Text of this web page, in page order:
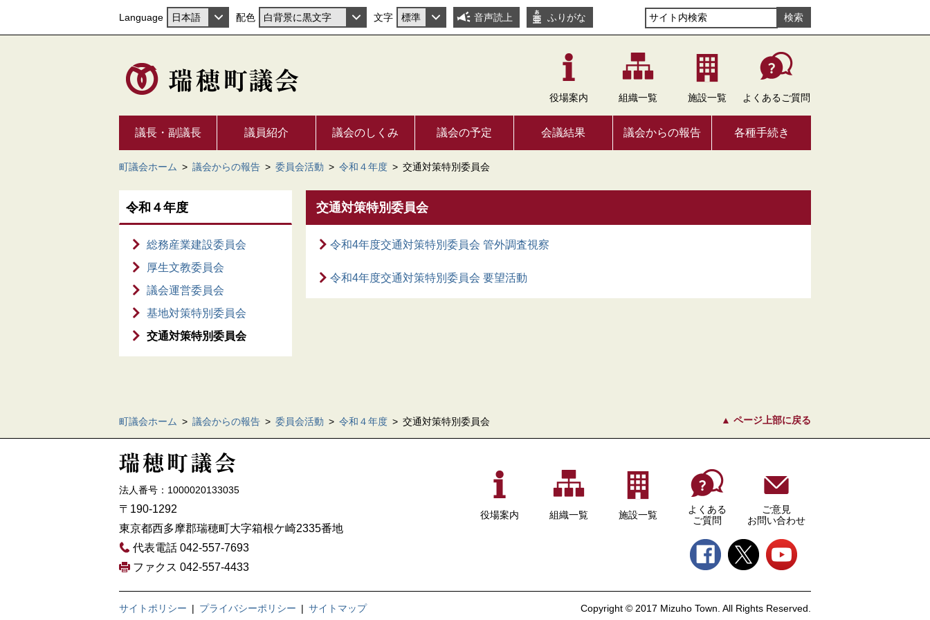
Language 配色 文字 音声読上 ふりがな
役場案内 組織一覧 施設一覧 よくあるご質問
議長・副議長 議員紹介 議会のしくみ 議会の予定 会議結果 議会からの報告 各種手続き
町議会ホーム > 議会からの報告 > 委員会活動 > 令和４年度 > 交通対策特別委員会
交通対策特別委員会
令和4年度交通対策特別委員会 管外調査視察
令和4年度交通対策特別委員会 要望活動
令和４年度
総務産業建設委員会
厚生文教委員会
議会運営委員会
基地対策特別委員会
交通対策特別委員会
町議会ホーム > 議会からの報告 > 委員会活動 > 令和４年度 > 交通対策特別委員会 ページ上部に戻る
法人番号：1000020133035
〒190-1292
東京都西多摩郡瑞穂町大字箱根ケ崎2335番地
代表電話 042-557-7693
ファクス 042-557-4433
役場案内 組織一覧 施設一覧
よくある
ご質問
ご意見
お問い合わせ
サイトポリシー | プライバシーポリシー | サイトマップ Copyright © 2017 Mizuho Town. All Rights Reserved.